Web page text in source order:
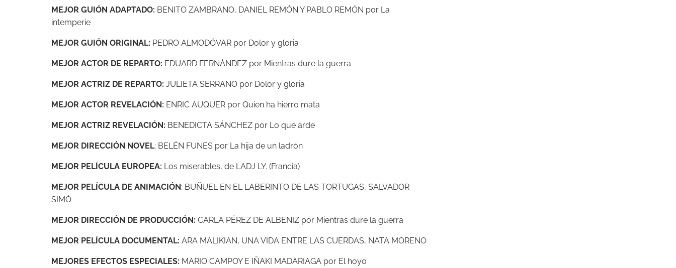
MEJOR GUIÓN ADAPTADO: BENITO ZAMBRANO, DANIEL REMÓN Y PABLO REMÓN por La
intemperie
MEJOR GUIÓN ORIGINAL: PEDRO ALMODÓVAR por Dolor y gloria
MEJOR ACTOR DE REPARTO: EDUARD FERNÁNDEZ por Mientras dure la guerra
MEJOR ACTRIZ DE REPARTO: JULIETA SERRANO por Dolor y gloria
MEJOR ACTOR REVELACIÓN: ENRIC AUQUER por Quien ha hierro mata
MEJOR ACTRIZ REVELACIÓN: BENEDICTA SÁNCHEZ por Lo que arde
MEJOR DIRECCIÓN NOVEL: BELÉN FUNES por La hija de un ladrón
MEJOR PELÍCULA EUROPEA: Los miserables, de LADJ LY. (Francia)
MEJOR PELÍCULA DE ANIMACIÓN: BUÑUEL EN EL LABERINTO DE LAS TORTUGAS, SALVADOR
SIMÓ
MEJOR DIRECCIÓN DE PRODUCCIÓN: CARLA PÉREZ DE ALBENIZ por Mientras dure la guerra
MEJOR PELÍCULA DOCUMENTAL: ARA MALIKIAN, UNA VIDA ENTRE LAS CUERDAS, NATA MORENO
MEJORES EFECTOS ESPECIALES: MARIO CAMPOY E IÑAKI MADARIAGA por El hoyo